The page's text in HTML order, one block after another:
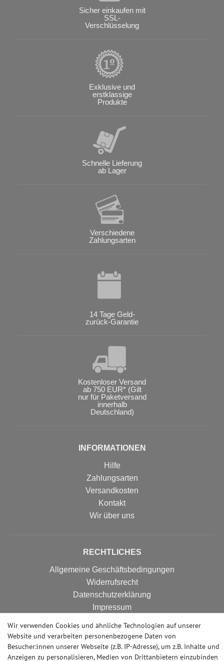
Sicher einkaufen mit
SSL-
Verschlüsselung
Exklusive und
erstklassige
Produkte
Schnelle Lieferung
ab Lager
Verschiedene
Zahlungsarten
14 Tage Geld-
zurück-Garantie
Kostenloser Versand
ab 750 EUR* (Gilt
nur für Paketversand
innerhalb
Deutschland)
INFORMATIONEN
Hilfe
Zahlungsarten
Versandkosten
Kontakt
Wir über uns
RECHTLICHES
Allgemeine Geschäftsbedingungen
Widerrufsrecht
Datenschutzerklärung
Impressum
Widerrufs­formular
Wir verwenden Cookies und ähnliche Technologien auf unserer
Website und verarbeiten personenbezogene Daten von
Besucher:innen unserer Webseite (z.B. IP-Adresse), um z.B. Inhalte und
Anzeigen zu personalisieren, Medien von Drittanbietern einzubinden